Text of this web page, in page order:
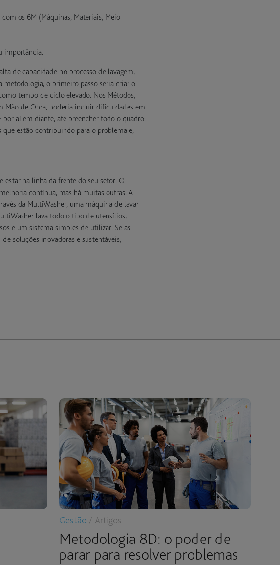
com os 6M (Máquinas, Materiais, Meio
importância.
de capacidade no processo de lavagem,
o primeiro passo seria criar o
tempo de ciclo elevado. Nos Métodos,
Mão de Obra, poderia incluir dificuldades em
aí em diante, até preencher todo o quadro.
que estão contribuindo para o problema e,
na linha da frente do seu setor. O
contínua, mas há muitas outras. A
da MultiWasher, uma máquina de lavar
lava todo o tipo de utensílios,
e um sistema simples de utilizar. Se as
soluções inovadoras e sustentáveis,
Gestão / Artigos
Metodologia 8D: o poder de
parar para resolver problemas